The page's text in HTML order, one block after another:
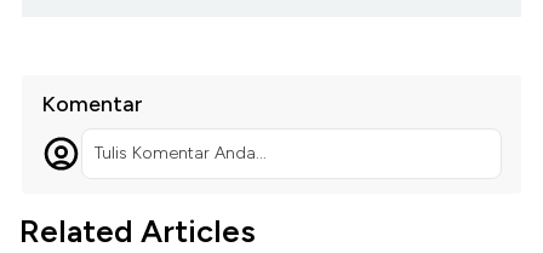
Komentar
Tulis Komentar Anda...
Related Articles